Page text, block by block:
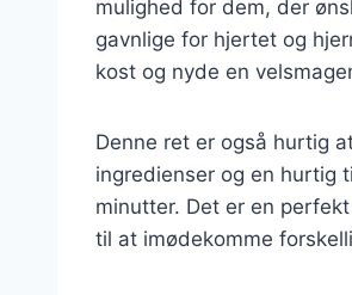
mulighed for dem, der
gavnlige for hjertet og
kost og nyde en
Denne ret er også hurtig
ingredienser og en hurtig
minutter. Det er en
til at imødekomme